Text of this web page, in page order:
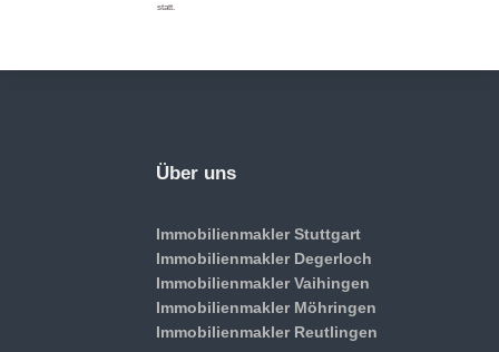
statt.
Über uns
Immobilienmakler Stuttgart
Immobilienmakler Degerloch
Immobilienmakler Vaihingen
Immobilienmakler Möhringen
Immobilienmakler Reutlingen